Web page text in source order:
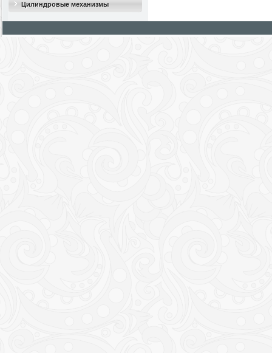
Цилиндровые механизмы